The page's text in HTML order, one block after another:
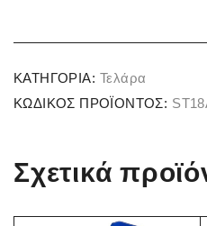
ΚΑΤΗΓΟΡΊΑ: Τελάρα
ΚΩΔΙΚΌΣ ΠΡΟΪΌΝΤΟΣ:
Σχετικά